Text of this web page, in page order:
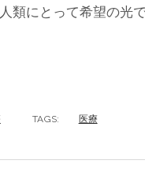
類にとって希望の光
TAGS: 医療